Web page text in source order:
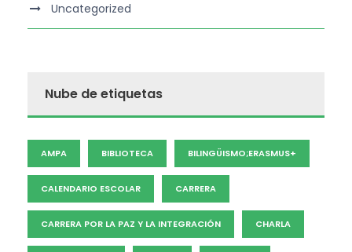
Uncategorized
Nube de etiquetas
AMPA BIBLIOTECA BILINGÜISMO;ERASMUS+
CALENDARIO ESCOLAR CARRERA
CARRERA POR LA PAZ Y LA INTEGRACIÓN CHARLA